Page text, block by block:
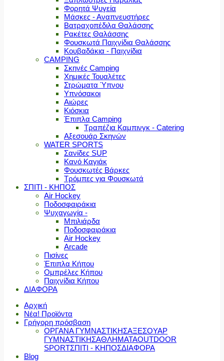
Φορητά Ψυγεία
Μάσκες - Αναπνευστήρες
Βατραχοπέδιλα Θαλάσσης
Ρακέτες Θαλάσσης
Φουσκωτά Παιχνίδια Θαλάσσης
Κουβαδάκια - Παιχνίδια
CAMPING
Σκηνές Camping
Χημικές Τουαλέτες
Στρώματα Ύπνου
Υπνόσακοι
Αιώρες
Κιόσκια
Έπιπλα Camping
Τραπέζια Καμπινγκ - Catering
Αξεσουάρ Σκηνών
WATER SPORTS
Σανίδες SUP
Κανό Καγιάκ
Φουσκωτές Βάρκες
Τρόμπες για Φουσκωτά
ΣΠΙΤΙ - ΚΗΠΟΣ
Air Hockey
Ποδοσφαιράκια
Ψυχαγωγία -
Μπιλιάρδα
Ποδοσφαιράκια
Air Hockey
Arcade
Πισίνες
Έπιπλα Κήπου
Ομπρέλες Κήπου
Παιχνίδια Κήπου
ΔΙΑΦΟΡΑ
Αρχική
Νέα! Προϊόντα
Γρήγορη πρόσβαση
ΟΡΓΑΝΑ ΓΥΜΝΑΣΤΙΚΗΣΑΞΕΣΟΥΑΡ
ΓΥΜΝΑΣΤΙΚΗΣΑΘΛΗΜΑΤΑOUTDOOR
SPORTΣΠΙΤΙ - ΚΗΠΟΣΔΙΑΦΟΡΑ
Blog